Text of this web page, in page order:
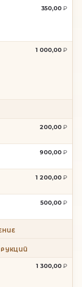
350,00
1 000,00
200,00
900,00
1 200,00
500,00
1 300,00